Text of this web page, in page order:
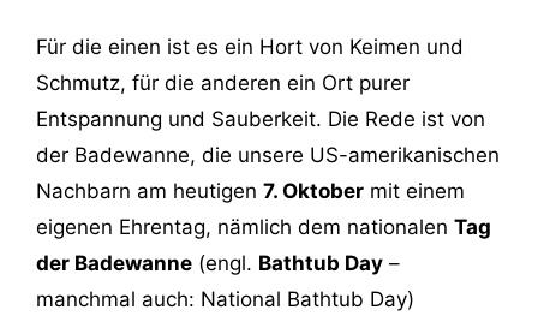
Für die einen ist es ein Hort von Keimen und
Schmutz, für die anderen ein Ort purer
Entspannung und Sauberkeit. Die Rede ist von
der Badewanne, die unsere US-amerikanischen
Nachbarn am heutigen 7. Oktober mit einem
eigenen Ehrentag, nämlich dem nationalen Tag
der Badewanne (engl. Bathtub Day –
manchmal auch: National Bathtub Day)